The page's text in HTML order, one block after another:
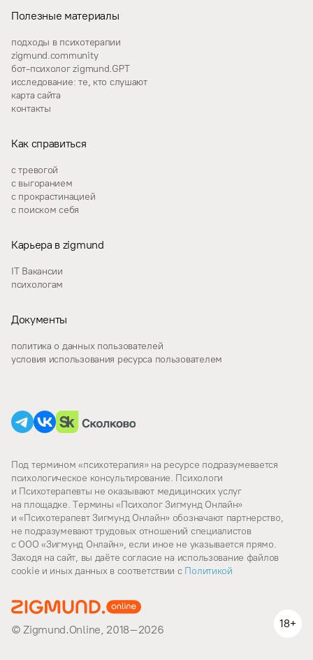
Полезные материалы
подходы в психотерапии
zigmund.community
бот-психолог zigmund.GPT
исследование: те, кто слушают
карта сайта
контакты
Как справиться
с тревогой
с выгоранием
с прокрастинацией
с поиском себя
Карьера в zigmund
IT Вакансии
психологам
Документы
политика о данных пользователей
условия использования ресурса пользователем
Под термином «психотерапия» на ресурсе подразумевается
психологическое консультирование. Психологи
и Психотерапевты не оказывают медицинских услуг
на площадке. Термины «Психолог Зигмунд Онлайн»
и «Психотерапевт Зигмунд Онлайн» обозначают партнерство,
не подразумевают трудовых отношений специалистов
с ООО «Зигмунд Онлайн», если иное не указывается прямо.
Заходя на сайт, вы даёте согласие на использование файлов
cookie и иных данных в соответствии cПолитикой
© Zigmund.Online, 2018–2026 18+